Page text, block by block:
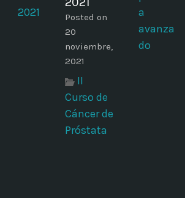
Posted on
20
noviembre,
2021
II
Curso de
Cáncer de
Próstata